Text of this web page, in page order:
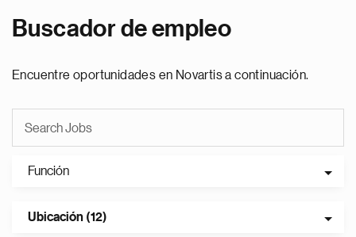
Buscador de empleo
Encuentre oportunidades en Novartis a continuación.
Función
Ubicación (12)